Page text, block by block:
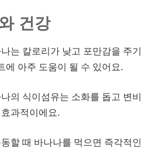
건강
는 칼로리가 낮고 포만감을 주기
에 아주 도움이 될 수 있어요.
의 식이섬유는 소화를 돕고 변비
과적이에요.
동할 때 바나나를 먹으면 즉각적인